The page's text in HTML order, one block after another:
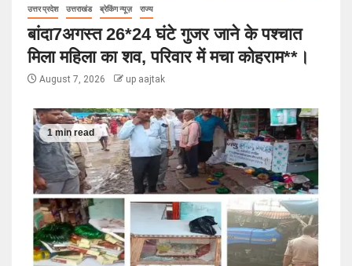
उत्तर प्रदेश उत्तराखंड ब्रेकिंग न्यूज़ राज्य
बांदा7अगस्त 26*24 घंटे गुजर जाने के पश्चात
मिला महिला का शव, परिवार में मचा कोहराम**।
August 7, 2026 up aajtak
1 min read